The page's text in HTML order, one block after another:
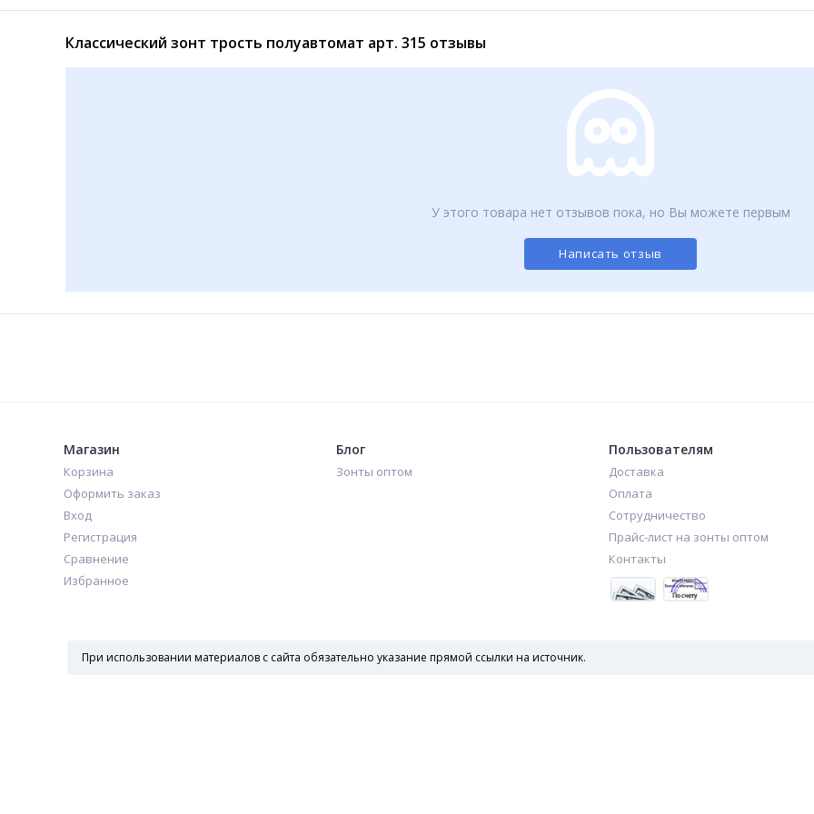
Прозрачный зонт трость Universal арт. UN17
Классический зонт трость полуавтомат арт. 315 отзывы
У этого товара нет отзывов пока, но Вы можете первым
Написать отзыв
Магазин
Корзина
Оформить заказ
Вход
Регистрация
Сравнение
Избранное
Блог
Зонты оптом
Пользователям
Доставка
Оплата
Сотрудничество
Прайс-лист на зонты оптом
Контакты
При использовании материалов с сайта обязательно указание прямой ссылки на источник.